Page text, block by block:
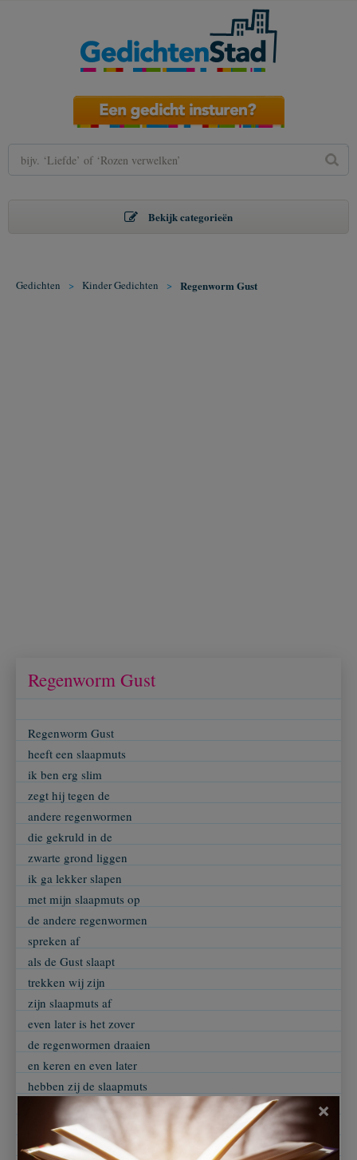
Bekijk categorieën
Gedichten > Kinder Gedichten > Regenworm Gust
Regenworm Gust
Regenworm Gust
heeft een slaapmuts
ik ben erg slim
zegt hij tegen de
andere regenwormen
die gekruld in de
zwarte grond liggen
ik ga lekker slapen
met mijn slaapmuts op
de andere regenwormen
spreken af
als de Gust slaapt
trekken wij zijn
zijn slaapmuts af
even later is het zover
de regenwormen draaien
en keren en even later
hebben zij de slaapmuts
en kronkelen met allen
in de slaapmuts
en zingen allen
×